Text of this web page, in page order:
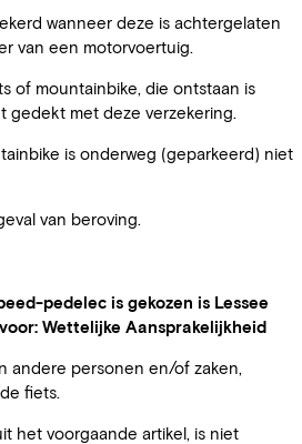
wanneer deze is achtergelaten
van een motorvoertuig.
of mountainbike, die ontstaan is
gedekt met deze verzekering.
is onderweg (geparkeerd) niet
van beroving.
pedelec is gekozen is Lessee
Wettelijke Aansprakelijkheid
andere personen en/of zaken,
fiets.
het voorgaande artikel, is niet